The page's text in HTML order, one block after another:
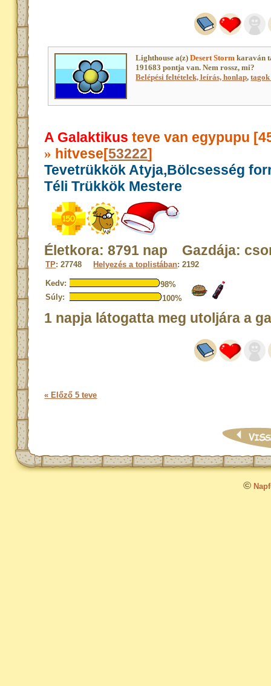
Lighthouse a(z)Desert Storm karaván
191683 pontja van. Nem rossz, mi?
Belépési feltételek, leírás, honlap,
A Galaktikus teve van egypupu
» hitvese[53222]
Tevetrükkök Atyja,Bölcsesség
Téli Trükkök Mestere
Életkora: 8791 nap Gazdája:
TP: 27748 Helyezés a toplistában: 2192
Kedv:
98%
Súly:
100%
1 napja látogatta meg utoljára a
« Előző 5 teve
©